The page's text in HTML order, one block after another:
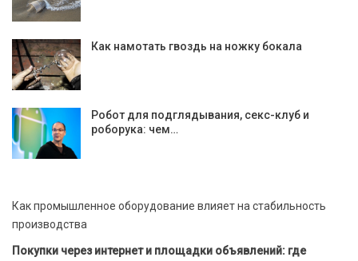
Как намотать гвоздь на ножку бокала
Робот для подглядывания, секс-клуб и
роборука: чем…
Как промышленное оборудование влияет на стабильность
производства
Покупки через интернет и площадки объявлений: где